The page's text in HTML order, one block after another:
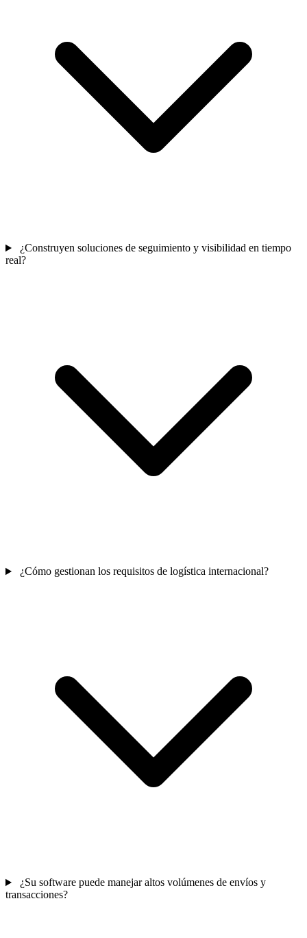
¿Construyen soluciones de seguimiento y visibilidad en tiempo
real?
¿Cómo gestionan los requisitos de logística internacional?
¿Su software puede manejar altos volúmenes de envíos y
transacciones?